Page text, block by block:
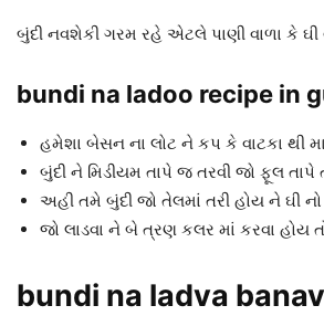
બુંદી નવશેકી ગરમ રહે એટલે પાણી વાળા કે ઘી
bundi na ladoo recipe in
હમેશા બેસન ના લોટ ને કપ કે વાટકા થી
બુંદી ને મિડીયમ તાપે જ તરવી જો ફૂલ તાપે
અહી તમે બુંદી જો તેલમાં તરી હોય ને ઘી
જો લાડવા ને બે ત્રણ કલર માં કરવા હોય
bundi na ladva